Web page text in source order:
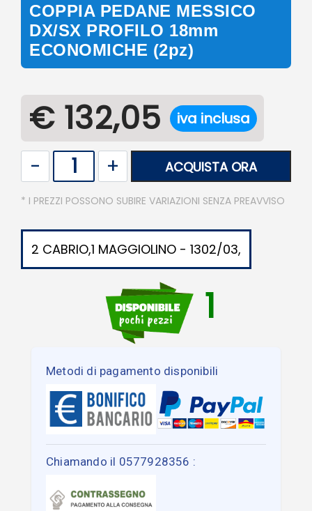
COPPIA PEDANE MESSICO
DX/SX PROFILO 18mm
ECONOMICHE (2pz)
€ 132,05 iva inclusa
ACQUISTA ORA
* I PREZZI POSSONO SUBIRE VARIAZIONI SENZA PREAVVISO
2 CABRIO,1 MAGGIOLINO - 1302/03,
1
Metodi di pagamento disponibili
Chiamando il 0577928356 :